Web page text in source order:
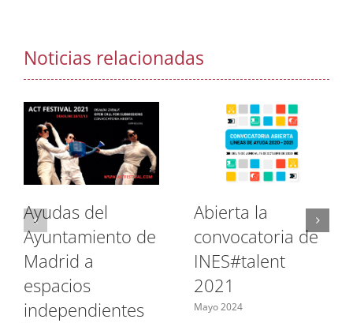
Noticias relacionadas
Ayudas del
Ayuntamiento de
Madrid a
espacios
independientes
Abierta la
convocatoria de
INES#talent
2021
Mayo 2024